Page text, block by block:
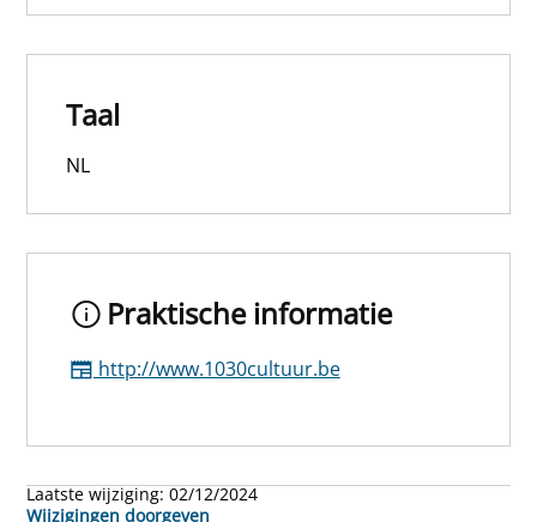
Taal
NL
Praktische informatie
http://www.1030cultuur.be
Laatste wijziging:02/12/2024
Wijzigingen doorgeven